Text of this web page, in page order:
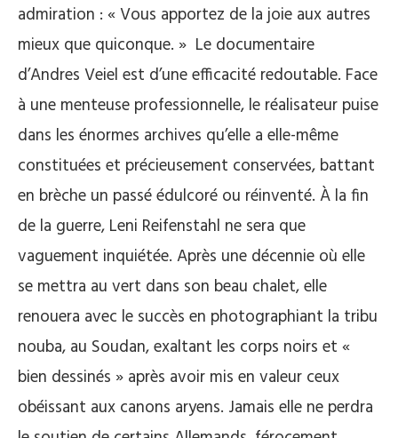
admiration : « Vous apportez de la joie aux autres
mieux que quiconque. » Le documentaire
d’Andres Veiel est d’une efficacité redoutable. Face
à une menteuse professionnelle, le réalisateur puise
dans les énormes archives qu’elle a elle-même
constituées et précieusement conservées, battant
en brèche un passé édulcoré ou réinventé. À la fin
de la guerre, Leni Reifenstahl ne sera que
vaguement inquiétée. Après une décennie où elle
se mettra au vert dans son beau chalet, elle
renouera avec le succès en photographiant la tribu
nouba, au Soudan, exaltant les corps noirs et «
bien dessinés » après avoir mis en valeur ceux
obéissant aux canons aryens. Jamais elle ne perdra